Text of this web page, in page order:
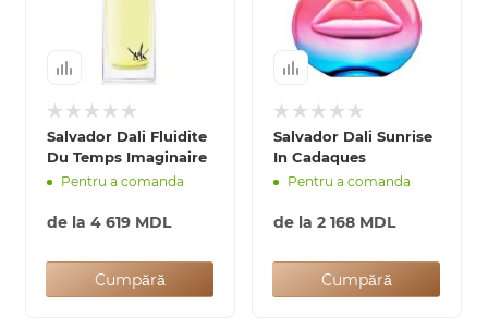
Salvador Dali Fluidite
Du Temps Imaginaire
Pentru a comanda
de la 4 619 MDL
Cumpără
Salvador Dali Sunrise
In Cadaques
Pentru a comanda
de la 2 168 MDL
Cumpără